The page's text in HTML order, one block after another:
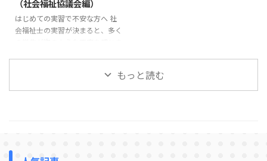
は、社会福祉士実習で指導を受け
やすい学生の特徴と、実習前に意
識しておきたいポイントを紹介し
（社会福祉協議会編）
はじめての実習で不安な方へ 社
会福祉士の実習が決まると、多く
の実習は忙しいのだろうか」「実
習生はどこまで関わることができ
もっと読む